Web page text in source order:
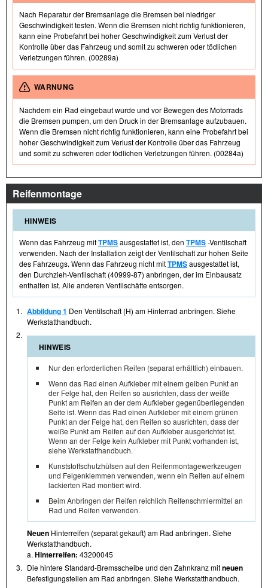
Nach Reparatur der Bremsanlage die Bremsen bei niedriger
Geschwindigkeit testen. Wenn die Bremsen nicht richtig funktionieren,
kann eine Probefahrt bei hoher Geschwindigkeit zum Verlust der
Kontrolle über das Fahrzeug und somit zu schweren oder tödlichen
Verletzungen führen. (00289a)
WARNUNG
Nachdem ein Rad eingebaut wurde und vor Bewegen des Motorrads
die Bremsen pumpen, um den Druck in der Bremsanlage aufzubauen.
Wenn die Bremsen nicht richtig funktionieren, kann eine Probefahrt bei
hoher Geschwindigkeit zum Verlust der Kontrolle über das Fahrzeug
und somit zu schweren oder tödlichen Verletzungen führen. (00284a)
Reifenmontage
HINWEIS
Wenn das Fahrzeug mitTPMSausgestattet ist, den TPMS-Ventilschaft
verwenden. Nach der Installation zeigt der Ventilschaft zur hohen Seite
des Fahrzeugs. Wenn das Fahrzeug nicht mitTPMSausgestattet ist,
den Durchzieh-Ventilschaft (40999-87) anbringen, der im Einbausatz
enthalten ist. Alle anderen Ventilschäfte entsorgen.
1. Abbildung 1 Den Ventilschaft (H) am Hinterrad anbringen. Siehe
Werkstatthandbuch.
2.
HINWEIS
Nur den erforderlichen Reifen (separat erhältlich) einbauen.
Wenn das Rad einen Aufkleber mit einem gelben Punkt an
der Felge hat, den Reifen so ausrichten, dass der weiße
Punkt am Reifen an der dem Aufkleber gegenüberliegenden
Seite ist. Wenn das Rad einen Aufkleber mit einem grünen
Punkt an der Felge hat, den Reifen so ausrichten, dass der
weiße Punkt am Reifen auf den Aufkleber ausgerichtet ist.
Wenn an der Felge kein Aufkleber mit Punkt vorhanden ist,
siehe Werkstatthandbuch.
Kunststoffschutzhülsen auf den Reifenmontagewerkzeugen
und Felgenklemmen verwenden, wenn ein Reifen auf einem
lackierten Rad montiert wird.
Beim Anbringen der Reifen reichlich Reifenschmiermittel an
Rad und Reifen verwenden.
Neuen Hinterreifen (separat gekauft) am Rad anbringen. Siehe
Werkstatthandbuch.
a. Hinterreifen: 43200045
3. Die hintere Standard-Bremsscheibe und den Zahnkranz mitneuen
Befestigungsteilen am Rad anbringen. Siehe Werkstatthandbuch.